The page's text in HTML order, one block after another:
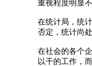
重视程度明显不
在统计局，统
否定，统计尚
在社会的各个
以干的工作，